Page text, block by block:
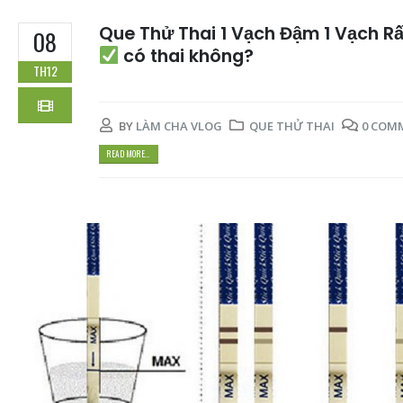
08
TH12
Que Thử Thai 1 Vạch Đậm 1 Vạch
có thai không?
BY LÀM CHA VLOG QUE THỬ THAI 0
READ MORE...